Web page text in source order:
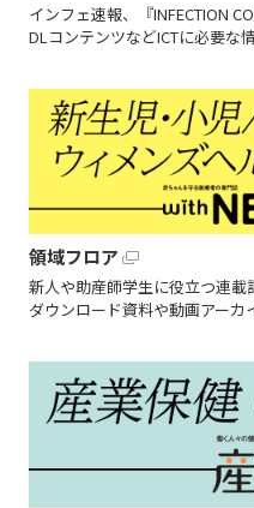
インフェ速報、『INFECTION
DLコンテンツなどICTに必要な
領域フロア
新人や助産師学生に役立つ連載
ダウンロード資料や動画アーカ